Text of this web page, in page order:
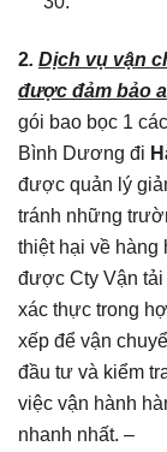
2 Dịch vụ vận
được đảm bảo
gói bao bọc 1
Bình Dương đi
được quản lý
tránh những
thiệt hại về hàng
được Cty Vận
xác thực trong
xếp để vận
đầu tư và kiểm
việc vận hành
nhanh nhất. –